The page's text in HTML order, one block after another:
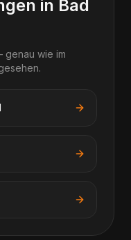
in Bad
genau wie im